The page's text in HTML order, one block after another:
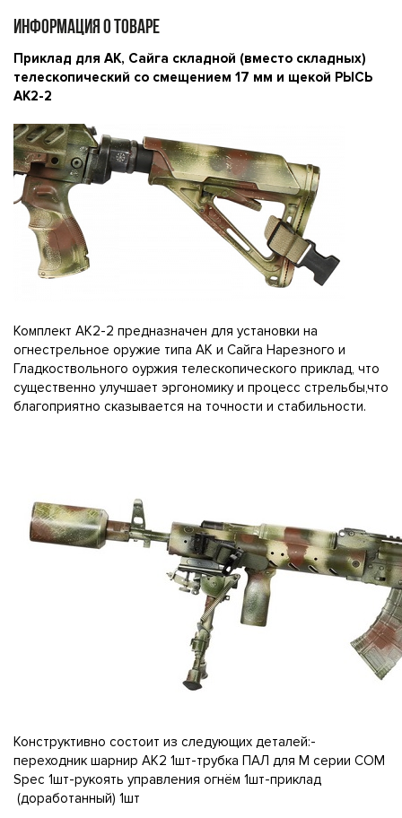
ИНФОРМАЦИЯ О ТОВАРЕ
Приклад для АК, Сайга складной (вместо складных)
телескопический со смещением 17 мм и щекой РЫСЬ
АК2-2
Комплект АК2-2 предназначен для установки на
огнестрельное оружие типа АК и Сайга Нарезного и
Гладкоствольного оуржия телескопического приклад, что
существенно улучшает эргономику и процесс стрельбы,что
благоприятно сказывается на точности и стабильности.
Конструктивно состоит из следующих деталей:-
переходник шарнир АК2 1шт-трубка ПАЛ для М серии COM
Spec 1шт-рукоять управления огнём 1шт-приклад
(доработанный) 1шт